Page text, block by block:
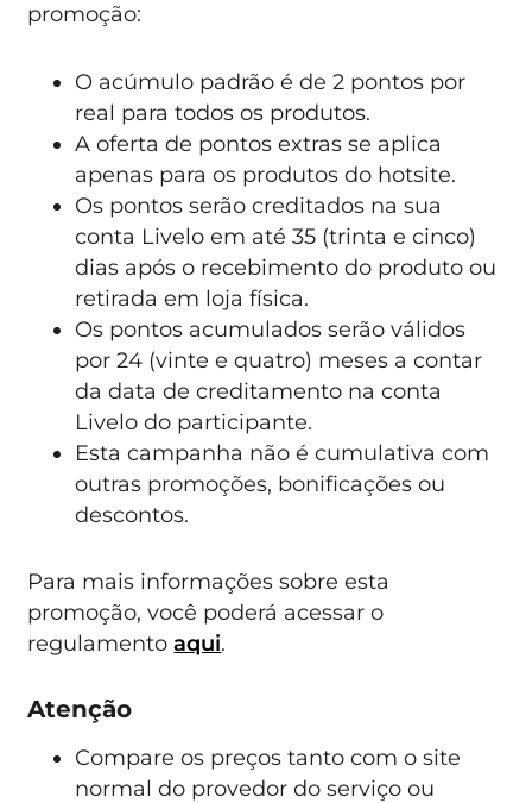
promoção:
O acúmulo padrão é de 2 pontos por
real para todos os produtos.
A oferta de pontos extras se aplica
apenas para os produtos do hotsite.
Os pontos serão creditados na sua
conta Livelo em até 35 (trinta e cinco)
dias após o recebimento do produto ou
retirada em loja física.
Os pontos acumulados serão válidos
por 24 (vinte e quatro) meses a contar
da data de creditamento na conta
Livelo do participante.
Esta campanha não é cumulativa com
outras promoções, bonificações ou
descontos.
Para mais informações sobre esta
promoção, você poderá acessar o
regulamentoaqui.
Atenção
Compare os preços tanto com o site
normal do provedor do serviço ou